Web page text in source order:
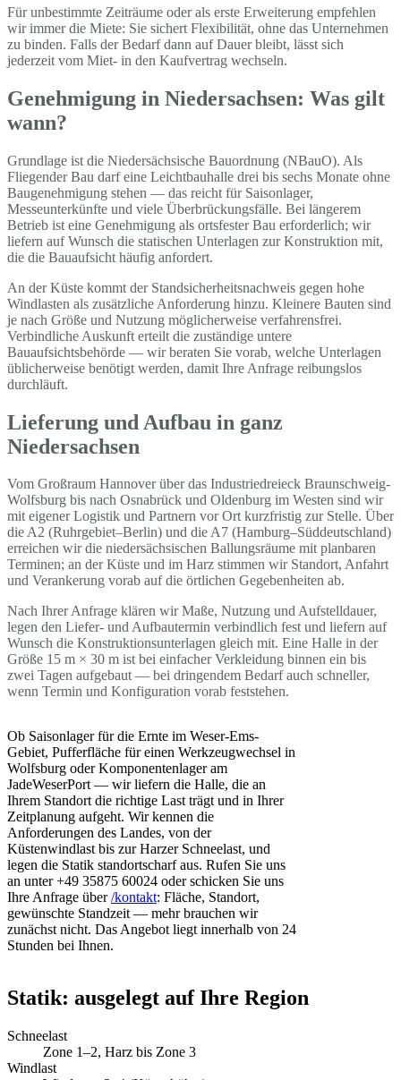
Für unbestimmte Zeiträume oder als erste Erweiterung empfehlen
wir immer die Miete: Sie sichert Flexibilität, ohne das Unternehmen
zu binden. Falls der Bedarf dann auf Dauer bleibt, lässt sich
jederzeit vom Miet- in den Kaufvertrag wechseln.
Genehmigung in Niedersachsen: Was gilt
wann?
Grundlage ist die Niedersächsische Bauordnung (NBauO). Als
Fliegender Bau darf eine Leichtbauhalle drei bis sechs Monate ohne
Baugenehmigung stehen — das reicht für Saisonlager,
Messeunterkünfte und viele Überbrückungsfälle. Bei längerem
Betrieb ist eine Genehmigung als ortsfester Bau erforderlich; wir
liefern auf Wunsch die statischen Unterlagen zur Konstruktion mit,
die die Bauaufsicht häufig anfordert.
An der Küste kommt der Standsicherheitsnachweis gegen hohe
Windlasten als zusätzliche Anforderung hinzu. Kleinere Bauten sind
je nach Größe und Nutzung möglicherweise verfahrensfrei.
Verbindliche Auskunft erteilt die zuständige untere
Bauaufsichtsbehörde — wir beraten Sie vorab, welche Unterlagen
üblicherweise benötigt werden, damit Ihre Anfrage reibungslos
durchläuft.
Lieferung und Aufbau in ganz
Niedersachsen
Vom Großraum Hannover über das Industriedreieck Braunschweig-
Wolfsburg bis nach Osnabrück und Oldenburg im Westen sind wir
mit eigener Logistik und Partnern vor Ort kurzfristig zur Stelle. Über
die A2 (Ruhrgebiet–Berlin) und die A7 (Hamburg–Süddeutschland)
erreichen wir die niedersächsischen Ballungsräume mit planbaren
Terminen; an der Küste und im Harz stimmen wir Standort, Anfahrt
und Verankerung vorab auf die örtlichen Gegebenheiten ab.
Nach Ihrer Anfrage klären wir Maße, Nutzung und Aufstelldauer,
legen den Liefer- und Aufbautermin verbindlich fest und liefern auf
Wunsch die Konstruktionsunterlagen gleich mit. Eine Halle in der
Größe 15 m × 30 m ist bei einfacher Verkleidung binnen ein bis
zwei Tagen aufgebaut — bei dringendem Bedarf auch schneller,
wenn Termin und Konfiguration vorab feststehen.
Ob Saisonlager für die Ernte im Weser-Ems-
Gebiet, Pufferfläche für einen Werkzeugwechsel in
Wolfsburg oder Komponentenlager am
JadeWeserPort — wir liefern die Halle, die an
Ihrem Standort die richtige Last trägt und in Ihrer
Zeitplanung aufgeht. Wir kennen die
Anforderungen des Landes, von der
Küstenwindlast bis zur Harzer Schneelast, und
legen die Statik standortscharf aus. Rufen Sie uns
an unter +49 35875 60024 oder schicken Sie uns
Ihre Anfrage über/kontakt: Fläche, Standort,
gewünschte Standzeit — mehr brauchen wir
zunächst nicht. Das Angebot liegt innerhalb von 24
Stunden bei Ihnen.
Statik: ausgelegt auf Ihre Region
Schneelast
Zone 1–2, Harz bis Zone 3
Windlast